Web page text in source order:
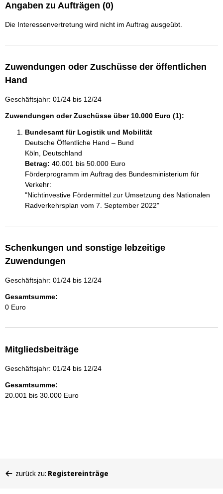
Angaben zu Aufträgen (0)
Die Interessenvertretung wird nicht im Auftrag ausgeübt.
Zuwendungen oder Zuschüsse der öffentlichen
Hand
Geschäftsjahr: 01/24 bis 12/24
Zuwendungen oder Zuschüsse über 10.000 Euro (1):
Bundesamt für Logistik und Mobilität
Deutsche Öffentliche Hand – Bund
Köln, Deutschland
Betrag: 40.001 bis 50.000 Euro
Förderprogramm im Auftrag des Bundesministerium für
Verkehr:
"Nichtinvestive Fördermittel zur Umsetzung des Nationalen
Schenkungen und sonstige lebzeitige
Zuwendungen
Geschäftsjahr: 01/24 bis 12/24
Gesamtsumme:
0 Euro
Mitgliedsbeiträge
Geschäftsjahr: 01/24 bis 12/24
Gesamtsumme:
20.001 bis 30.000 Euro
befinden
zurück zu: Registereinträge